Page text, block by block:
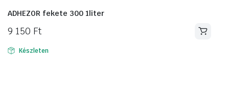
ADHEZOR fekete 300 1liter
9 150 Ft
Készleten